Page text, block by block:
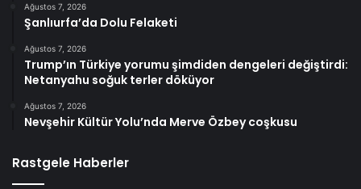
Ağustos 7, 2026
Şanlıurfa’da Dolu Felaketi
Ağustos 7, 2026
Trump’ın Türkiye yorumu şimdiden dengeleri değiştirdi:
Netanyahu soğuk terler döküyor
Ağustos 7, 2026
Nevşehir Kültür Yolu’nda Merve Özbey coşkusu
Rastgele Haberler